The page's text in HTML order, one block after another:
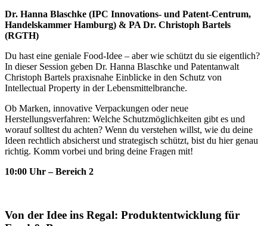
Dr. Hanna Blaschke (IPC Innovations- und Patent-Centrum,
Handelskammer Hamburg) & PA Dr. Christoph Bartels
(RGTH)
Du hast eine geniale Food-Idee – aber wie schützt du sie eigentlich?
In dieser Session geben Dr. Hanna Blaschke und Patentanwalt
Christoph Bartels praxisnahe Einblicke in den Schutz von
Intellectual Property in der Lebensmittelbranche.
Ob Marken, innovative Verpackungen oder neue
Herstellungsverfahren: Welche Schutzmöglichkeiten gibt es und
worauf solltest du achten? Wenn du verstehen willst, wie du deine
Ideen rechtlich absicherst und strategisch schützt, bist du hier genau
richtig. Komm vorbei und bring deine Fragen mit!
10:00 Uhr – Bereich 2
Von der Idee ins Regal: Produktentwicklung für